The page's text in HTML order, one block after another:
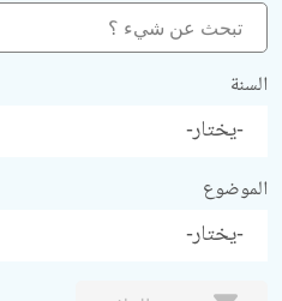
السنة
الموضوع